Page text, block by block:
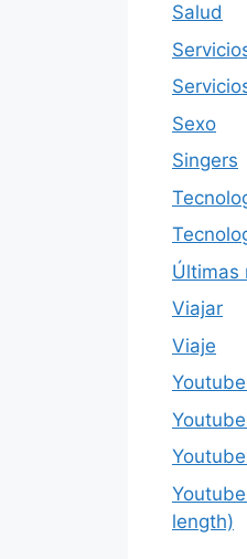
Salud
Sexo
Singers
Últimas
Viajar
Viaje
length)